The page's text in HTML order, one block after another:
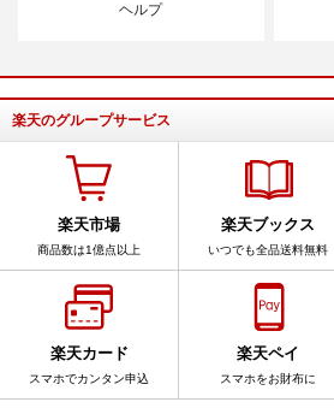
ヘルプ
楽天のグループサービス
楽天市場
商品数は1億点以上
楽天ブックス
いつでも全品送料無料
楽天カード
スマホでカンタン申込
楽天ペイ
スマホをお財布に